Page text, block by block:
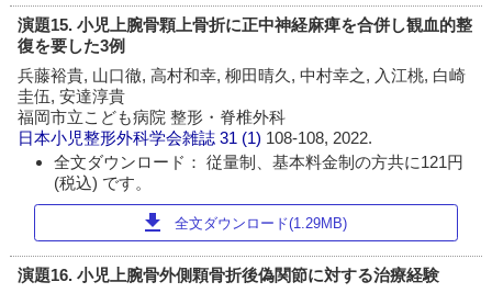
演題15. 小児上腕骨顆上骨折に正中神経麻痺を合併し観血的整
復を要した3例
兵藤裕貴, 山口徹, 高村和幸, 柳田晴久, 中村幸之, 入江桃, 白崎
圭伍, 安達淳貴
福岡市立こども病院 整形・脊椎外科
日本小児整形外科学会雑誌 31 (1) 108-108, 2022.
全文ダウンロード： 従量制、基本料金制の方共に121円
(税込) です。
download 全文ダウンロード(1.29MB)
演題16. 小児上腕骨外側顆骨折後偽関節に対する治療経験